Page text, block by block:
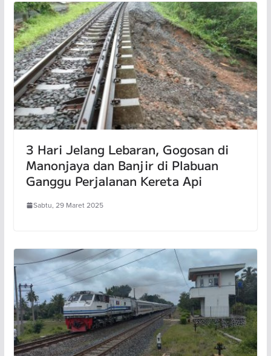
3 Hari Jelang Lebaran, Gogosan di
Manonjaya dan Banjir di Plabuan
Ganggu Perjalanan Kereta Api
Sabtu, 29 Maret 2025